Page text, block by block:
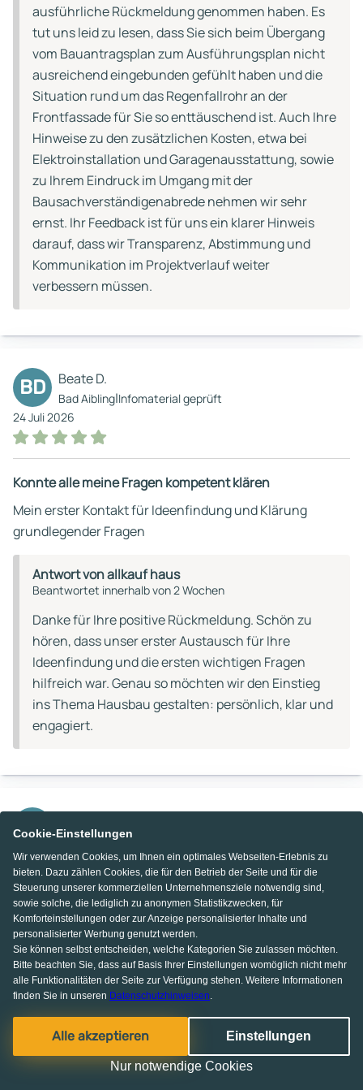
KI Chat
ausführliche Rückmeldung genommen haben. Es
tut uns leid zu lesen, dass Sie sich beim Übergang
vom Bauantragsplan zum Ausführungsplan nicht
ausreichend eingebunden gefühlt haben und die
Situation rund um das Regenfallrohr an der
Frontfassade für Sie so enttäuschend ist. Auch Ihre
Hinweise zu den zusätzlichen Kosten, etwa bei
Elektroinstallation und Garagenausstattung, sowie
zu Ihrem Eindruck im Umgang mit der
Bausachverständigenabrede nehmen wir sehr
ernst. Ihr Feedback ist für uns ein klarer Hinweis
darauf, dass wir Transparenz, Abstimmung und
Kommunikation im Projektverlauf weiter
verbessern müssen.
BD Beate D.
Bad Aibling|Infomaterial geprüft
24 Juli 2026
Konnte alle meine Fragen kompetent klären
Mein erster Kontakt für Ideenfindung und Klärung
grundlegender Fragen
Antwort von allkauf haus
Beantwortet innerhalb von 2 Wochen
Danke für Ihre positive Rückmeldung. Schön zu
hören, dass unser erster Austausch für Ihre
Ideenfindung und die ersten wichtigen Fragen
hilfreich war. Genau so möchten wir den Einstieg
ins Thema Hausbau gestalten: persönlich, klar und
engagiert.
UN Ute N.
Kirchheim in Schwaben
24 Juli 2026
Sehr zu empfehlen
Sehr angenehmes Gespräch. Informativ sehr
ausführlich.
Antwort von allkauf haus
Beantwortet innerhalb von 1 Woche
Herzlichen Dank für Ihr positives Feedback! Es freut
Cookie-Einstellungen
Wir verwenden Cookies, um Ihnen ein optimales Webseiten-Erlebnis zu
bieten. Dazu zählen Cookies, die für den Betrieb der Seite und für die
Steuerung unserer kommerziellen Unternehmensziele notwendig sind,
sowie solche, die lediglich zu anonymen Statistikzwecken, für
Komforteinstellungen oder zur Anzeige personalisierter Inhalte und
personalisierter Werbung genutzt werden.
Sie können selbst entscheiden, welche Kategorien Sie zulassen möchten.
Bitte beachten Sie, dass auf Basis Ihrer Einstellungen womöglich nicht mehr
alle Funktionalitäten der Seite zur Verfügung stehen. Weitere Informationen
finden Sie in unseren Datenschutzhinweisen.
Alle akzeptieren Einstellungen
Nur notwendige Cookies